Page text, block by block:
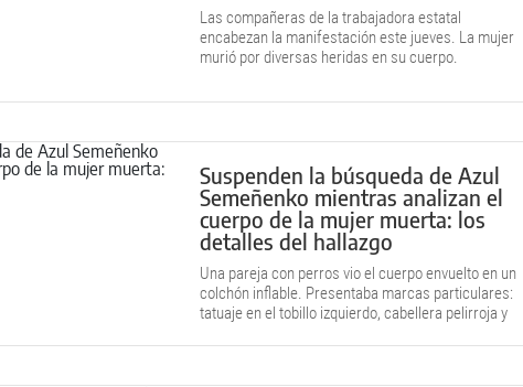
Las compañeras de la trabajadora estatal
encabezan la manifestación este jueves. La mujer
murió por diversas heridas en su cuerpo.
Suspenden la búsqueda de Azul
Semeñenko mientras analizan el
cuerpo de la mujer muerta: los
detalles del hallazgo
Una pareja con perros vio el cuerpo envuelto en un
colchón inflable. Presentaba marcas particulares:
tatuaje en el tobillo izquierdo, cabellera pelirroja y